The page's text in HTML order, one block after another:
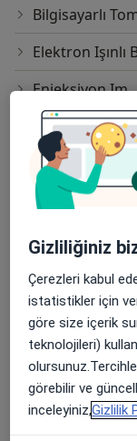
Bilgisayarlı
Elektron Işınlı
Enjeksiyon Im
Enjeksiyon Iv
Epidural
Epilepsi Tedavisi
Fonksiyonel
Hemaferez
MRI
Otizm
Riskli Bebek
Serebrospinal
Gizliliğiniz
Çerezleri kabul
istatistikler için
göre size içerik
teknolojileri)
görebilir ve
inceleyiniz,Gizlilik